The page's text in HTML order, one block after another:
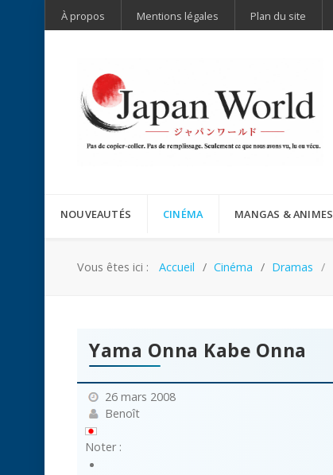
À propos Mentions légales Plan du site
NOUVEAUTÉS CINÉMA MANGAS & ANIMES
Vous êtes ici : Accueil Cinéma Dramas
Yama Onna Kabe Onna
26 mars 2008
Benoît
Noter :